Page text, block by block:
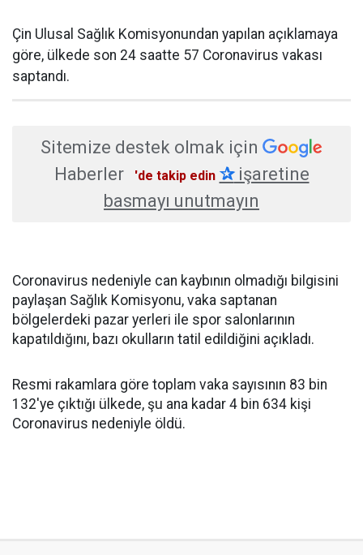
Çin Ulusal Sağlık Komisyonundan yapılan açıklamaya
göre, ülkede son 24 saatte 57 Coronavirus vakası
saptandı.
Sitemize destek olmak için
Haberler
'de takip edin ✰işaretine
basmayı unutmayın
Coronavirus nedeniyle can kaybının olmadığı bilgisini
paylaşan Sağlık Komisyonu, vaka saptanan
bölgelerdeki pazar yerleri ile spor salonlarının
kapatıldığını, bazı okulların tatil edildiğini açıkladı.
Resmi rakamlara göre toplam vaka sayısının 83 bin
132'ye çıktığı ülkede, şu ana kadar 4 bin 634 kişi
Coronavirus nedeniyle öldü.